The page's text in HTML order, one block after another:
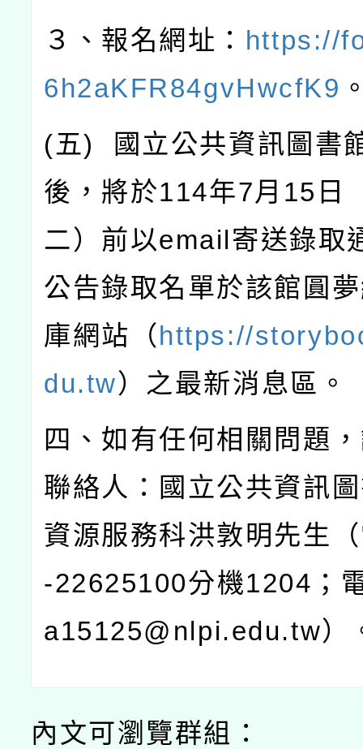
３、報名網址： https://
6h2aKFR84gvHwcfK9
(五)
國立公共資訊圖書
後，將於114年7月 15 日
二）前以email寄送錄取
公告錄取名單於該館圓
庫網站（https://
du.tw）之最新消息區。
四、如有任何相關問題
聯絡人：國立公共資訊
資源服務科洪敦明先生
-22625100分機1204 ；
a15125@nlpi.edu.tw）
內文可瀏覽群組：